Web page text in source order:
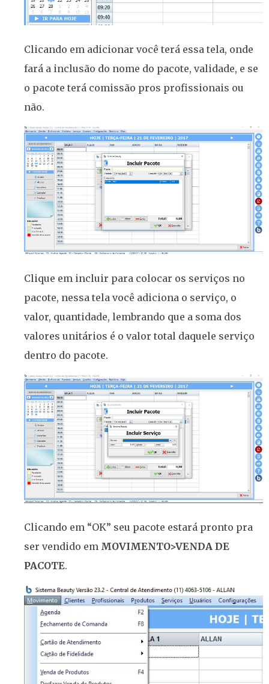
Clicando em adicionar você terá essa tela, onde
fará a inclusão do nome do pacote, validade, e se
o pacote terá comissão pros profissionais ou
não.
Clique em incluir para colocar os serviços no
pacote, nessa tela você adiciona o serviço, o
valor, quantidade, lembrando que a soma dos
valores unitários é o valor total daquele serviço
dentro do pacote.
Clicando em “OK” seu pacote estará pronto pra
ser vendido em MOVIMENTO>VENDA DE
PACOTE.